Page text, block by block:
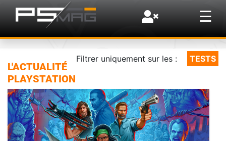
☰
×
Filtrer uniquement sur les : TESTS
L'ACTUALITÉ
PLAYSTATION